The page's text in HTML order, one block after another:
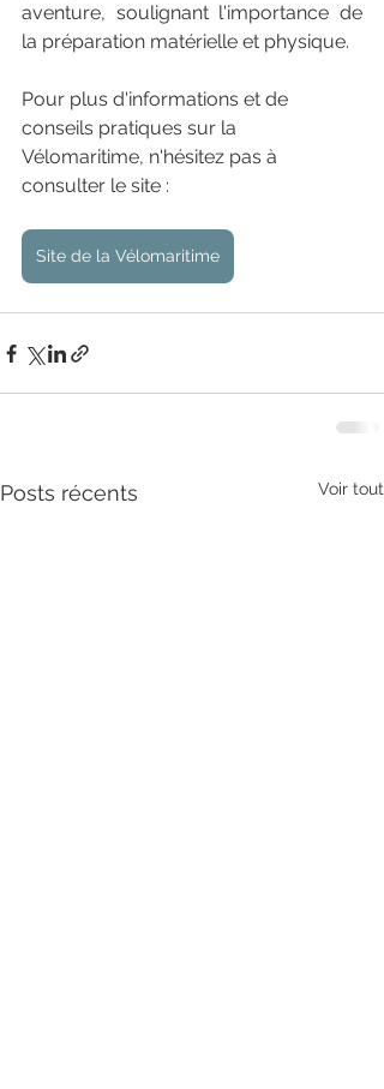
aventure, soulignant l'importance de
la préparation matérielle et physique​​.
Pour plus d'informations et de
conseils pratiques sur la
Vélomaritime, n'hésitez pas à
consulter le site :
Site de la Vélomaritime
Posts récents Voir tout